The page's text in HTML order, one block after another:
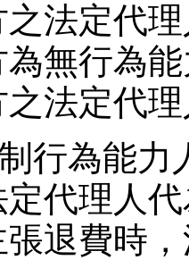
之法定代
為無行為
之法定代
行為能力
定代理人
退費時